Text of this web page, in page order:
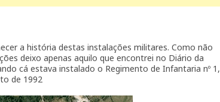
a história destas instalações militares. Como não
deixo apenas aquilo que encontrei no Diário da
cá estava instalado o Regimento de Infantaria nº 1,
de 1992